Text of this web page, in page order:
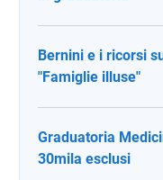
Bernini e i ricorsi
"Famiglie illuse"
Graduatoria
30mila esclusi